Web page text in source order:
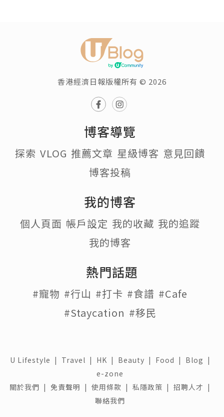
香港經濟日報版權所有 © 2026
博客導覽
探索 VLOG 推薦文章 星級博客 意見回饋
博客投稿
我的博客
個人頁面 帳戶設定 我的收藏 我的追蹤
我的博客
熱門話題
#寵物 #行山 #打卡 #食譜 #Cafe
#Staycation #移民
U Lifestyle | Travel | HK | Beauty | Food | Blog |
e-zone
關於我們 | 免責聲明 | 使用條款 | 私隱政策 | 招聘人才 |
聯絡我們